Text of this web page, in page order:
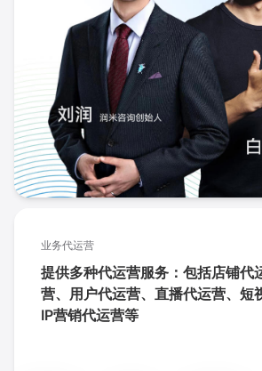
业务代运营
提供多种代运营服务：包括店铺代
营、用户代运营、直播代运营、短
IP营销代运营等